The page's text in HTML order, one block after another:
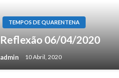
TEMPOS DE QUARENTENA
Reflexão 06/04/2020
admin 10 Abril, 2020